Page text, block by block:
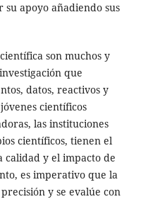
su apoyo añadiendo sus
son muchos y
que
datos, reactivos y
científicos
las instituciones
científicos, tienen el
calidad y el impacto de
es imperativo que la
y se evalúe con